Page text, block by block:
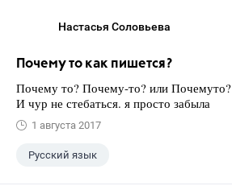
Настасья Соловьева
Почему то как пишется?
Почему то? Почему-то? или Почемуто?
И чур не стебаться. я просто забыла
1 августа 2017
Русский язык